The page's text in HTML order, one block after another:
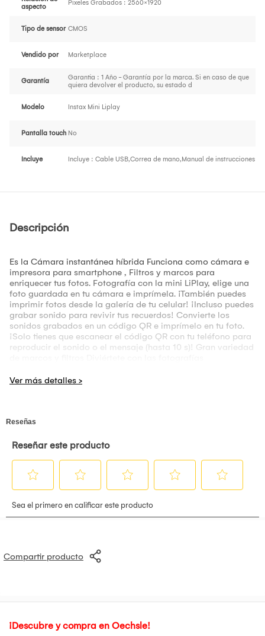
aspecto
Pixeles Grabados : 2560×1920
Tipo de sensor CMOS
Vendido por Marketplace
Garantía
Garantia : 1 Año - Garantía por la marca. Si en caso de que
quiera devolver el producto, su estado d
Modelo Instax Mini Liplay
Pantalla touch No
Incluye Incluye : Cable USB,Correa de mano,Manual de instrucciones
Descripción
Es la Cámara instantánea híbrida Funciona como cámara e
impresora para smartphone , Filtros y marcos para
enriquecer tus fotos. Fotografía con la mini LiPlay, elige una
foto guardada en tu cámara e imprímela. ¡También puedes
imprimir fotos desde la galería de tu celular! ¡Incluso puedes
grabar sonido para revivir tus recuerdos! Convierte los
sonidos grabados en un código QR e imprímelo en tu foto.
¡Solo tienes que escanear el código QR con tu teléfono para
reproducir el sonido o el mensaje (hasta 10 s)! Gran variedad
usando la gran variedad de filtros. • Sensor de imagen :
Capacidad de grabación: Memoria integrada: aprox. 45
aprox. 850 archivos por cada gigabyte (sin sonido) •
35 mm) • Apertura: F2.0 • Distancia de disparo : De 10 cm a
8 • Sensibilidad de disparo : ISO100 a 1600 (cambio
automático) • Balance de blancos : Automático, fino,
incandescente Incluye : Cable USB,Correa de mano,Manual
de instrucciones Garantia : 1 Año - Garantía por la marca. Si
encuentra abierto, usado, manipulado, caja rota,
rasmilladuras , No aceptaremos la devolución.
Compartir producto
¡Descubre y compra en Oechsle!